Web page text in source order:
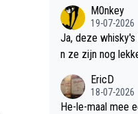
M0nkey
19-07-2026
Ja, deze
n ze zijn nog
EricD
18-07-2026
He-le-maal mee